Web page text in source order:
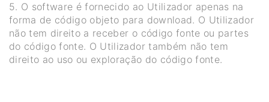
5. O software é fornecido ao Utilizador apenas na
forma de código objeto para download. O Utilizador
não tem direito a receber o código fonte ou partes
do código fonte. O Utilizador também não tem
direito ao uso ou exploração do código fonte.